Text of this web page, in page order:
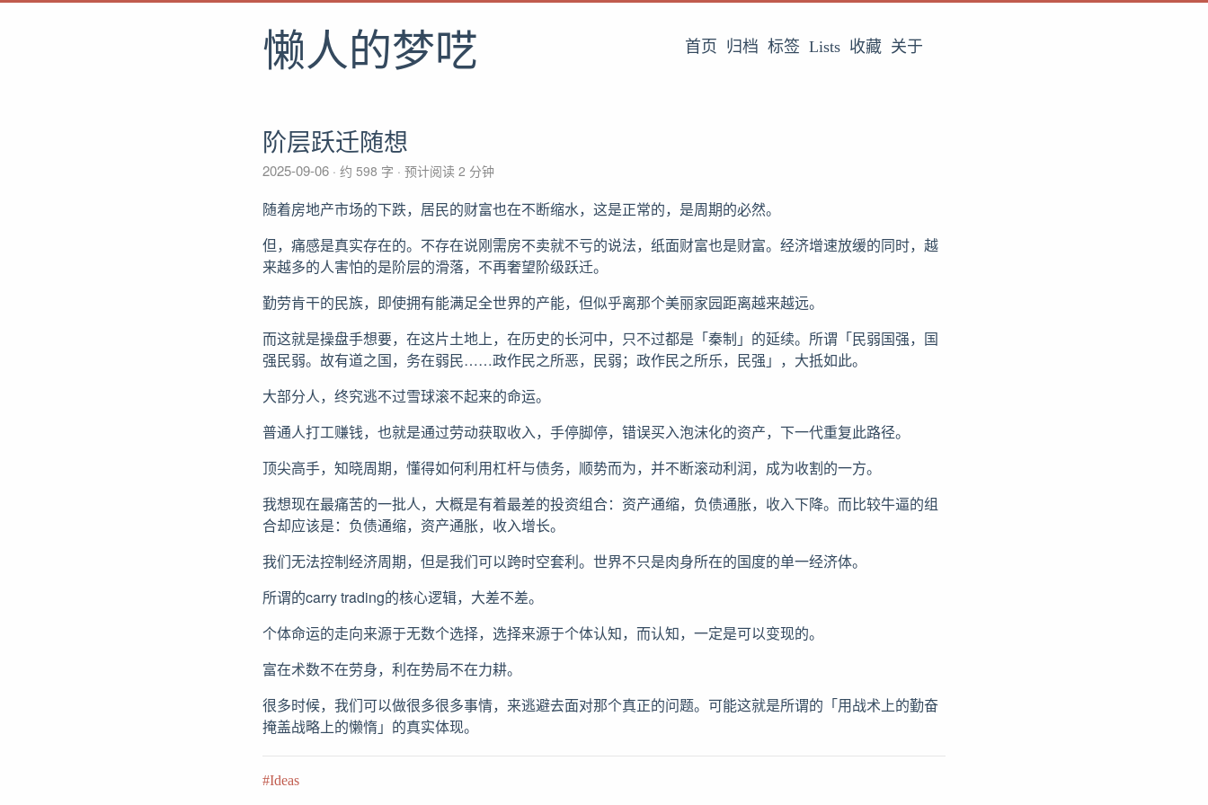
懒人的梦呓 首页 归档 标签 Lists 收藏 关于
阶层跃迁随想
2025-09-06 约 598 字 预计阅读 2 分钟
随着房地产市场的下跌，居民的财富也在不断缩水，这是正常的，是周期的必然。
但，痛感是真实存在的。不存在说刚需房不卖就不亏的说法，纸面财富也是财富。经济增速放缓的同时，越
来越多的人害怕的是阶层的滑落，不再奢望阶级跃迁。
勤劳肯干的民族，即使拥有能满足全世界的产能，但似乎离那个美丽家园距离越来越远。
而这就是操盘手想要，在这片土地上，在历史的长河中，只不过都是「秦制」的延续。所谓「民弱国强，国
强民弱。故有道之国，务在弱民……政作民之所恶，民弱；政作民之所乐，民强」，大抵如此。
大部分人，终究逃不过雪球滚不起来的命运。
普通人打工赚钱，也就是通过劳动获取收入，手停脚停，错误买入泡沫化的资产，下一代重复此路径。
顶尖高手，知晓周期，懂得如何利用杠杆与债务，顺势而为，并不断滚动利润，成为收割的一方。
我想现在最痛苦的一批人，大概是有着最差的投资组合：资产通缩，负债通胀，收入下降。而比较牛逼的组
合却应该是：负债通缩，资产通胀，收入增长。
我们无法控制经济周期，但是我们可以跨时空套利。世界不只是肉身所在的国度的单一经济体。
所谓的carry trading的核心逻辑，大差不差。
个体命运的走向来源于无数个选择，选择来源于个体认知，而认知，一定是可以变现的。
富在术数不在劳身，利在势局不在力耕。
很多时候，我们可以做很多很多事情，来逃避去面对那个真正的问题。可能这就是所谓的「用战术上的勤奋
掩盖战略上的懒惰」的真实体现。
Ideas